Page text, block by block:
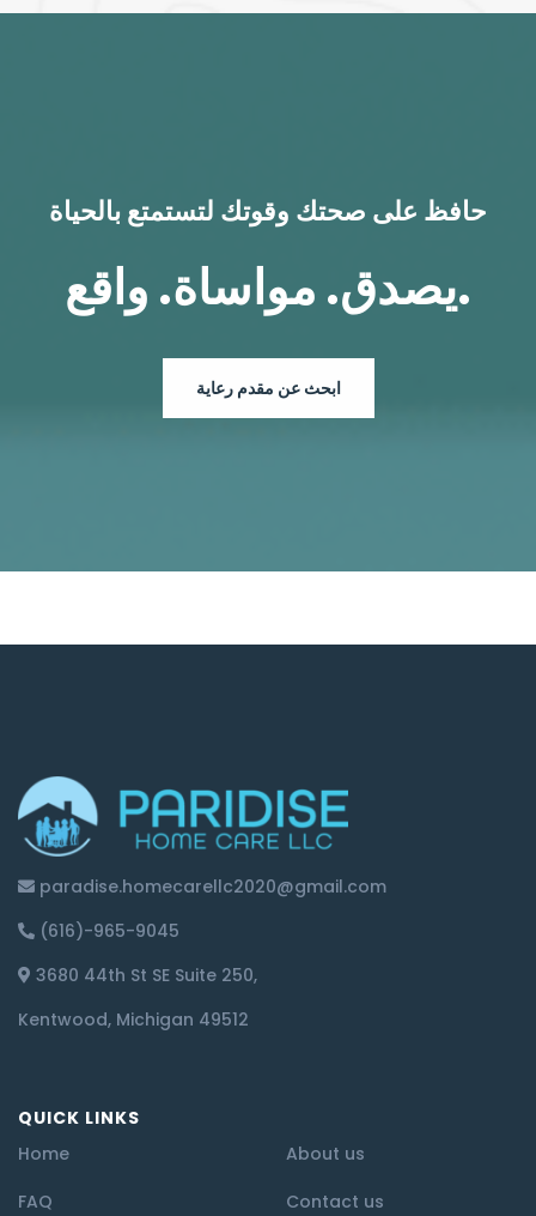
حافظ على صحتك وقوتك لتستمتع بالحياة
يصدق. مواساة. واقع.
ابحث عن مقدم رعاية
paradise.homecarellc2020@gmail.com
(616)-965-9045
3680 44th St SE Suite 250,
Kentwood, Michigan 49512
QUICK LINKS
Home
About us
FAQ
Contact us